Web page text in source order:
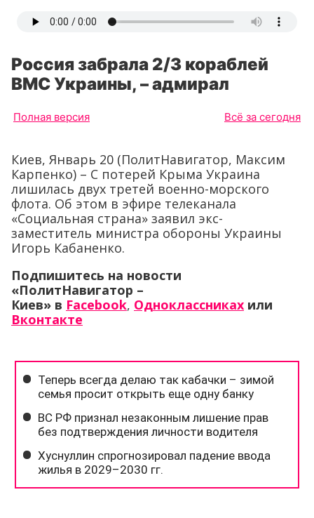
Россия забрала 2/3 кораблей
ВМС Украины, – адмирал
Полная версия Всё за сегодня
Киев, Январь 20 (ПолитНавигатор, Максим
Карпенко) – С потерей Крыма Украина
лишилась двух третей военно-морского
флота. Об этом в эфире телеканала
«Социальная страна» заявил экс-
заместитель министра обороны Украины
Игорь Кабаненко.
Подпишитесь на новости
«ПолитНавигатор –
Киев» в Facebook, Одноклассниках или
Вконтакте